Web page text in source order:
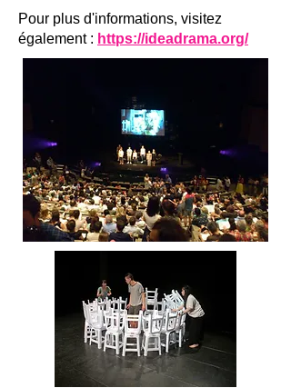
Pour plus d'informations, visitez
également : https://ideadrama.org/